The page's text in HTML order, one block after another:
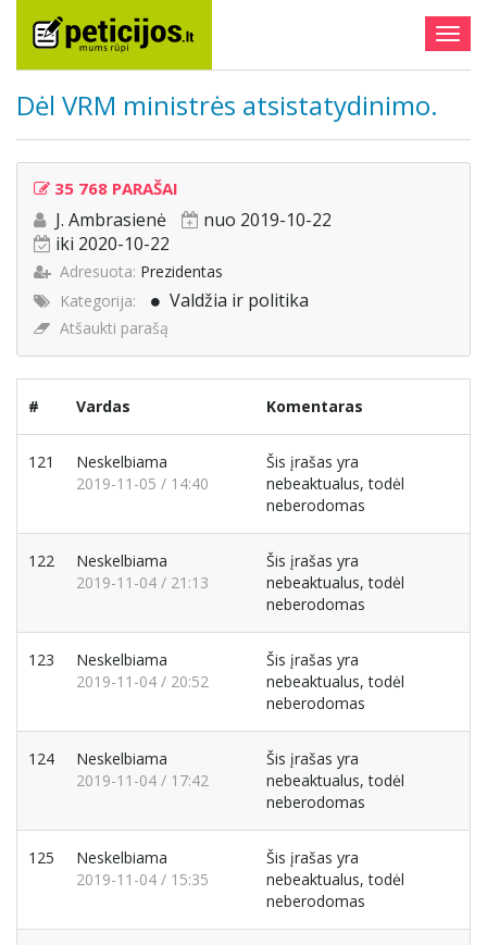
Dėl VRM ministrės atsistatydinimo.
35 768 PARAŠAI
J. Ambrasienė
nuo 2019-10-22
iki 2020-10-22
Adresuota: Prezidentas
Kategorija:
Valdžia ir politika
Atšaukti parašą
# Vardas Komentaras
121
Neskelbiama
2019-11-05 / 14:40
Šis įrašas yra
nebeaktualus, todėl
neberodomas
122
Neskelbiama
2019-11-04 / 21:13
Šis įrašas yra
nebeaktualus, todėl
neberodomas
123
Neskelbiama
2019-11-04 / 20:52
Šis įrašas yra
nebeaktualus, todėl
neberodomas
124
Neskelbiama
2019-11-04 / 17:42
Šis įrašas yra
nebeaktualus, todėl
neberodomas
125
Neskelbiama
2019-11-04 / 15:35
Šis įrašas yra
nebeaktualus, todėl
neberodomas